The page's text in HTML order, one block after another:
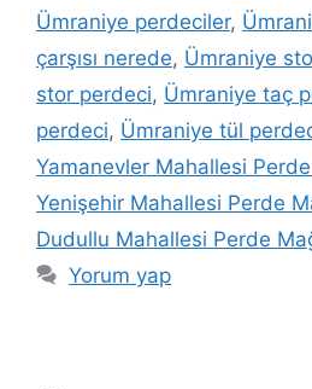
Ümraniye perdeciler,
çarşısı nerede, Ümraniye
stor perdeci, Ümraniye taç
perdeci, Ümraniye tül
Yamanevler Mahallesi Perde
Yenişehir Mahallesi Perde
Dudullu Mahallesi Perde
Yorum yap